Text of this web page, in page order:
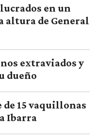
en un
altura de General
extraviados y
dueño
15 vaquillonas
Ibarra